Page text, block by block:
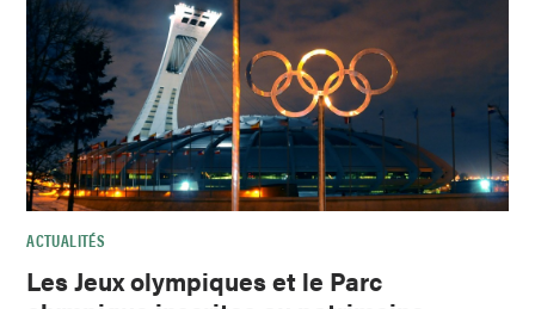
ACTUALITÉS
Les Jeux olympiques et le Parc